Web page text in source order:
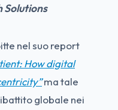
nel suo report
How digital
ma tale
globale nei